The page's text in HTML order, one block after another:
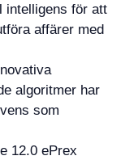
intelligens för att
affärer med
algoritmer har
som
12.0 ePrex